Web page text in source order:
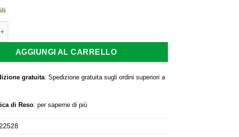
30 CAPSULE MOLLI quantità
AGGIUNGI AL CARRELLO
gratuita: Spedizione gratuita sugli ordini superiori a
di Reso: per saperne di più